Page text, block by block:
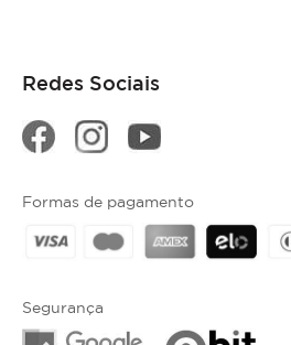
Redes Sociais
Segurança
Formas de pagamento